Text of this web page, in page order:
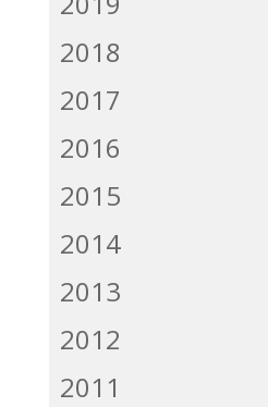
2018
2017
2016
2015
2014
2013
2012
2011